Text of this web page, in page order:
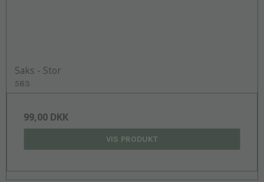
Saks - Stor
583
99,00 DKK
VIS PRODUKT